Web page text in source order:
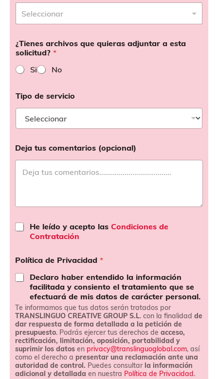
¿Tienes archivos que quieras adjuntar a esta
solicitud? *
Si
No
Tipo de servicio
Deja tus comentarios (opcional)
C
i
c
i
e
s
d
e
c
o
n
t
He leído y acepto las Condiciones de
Contratación
Política de Privacidad *
Declaro haber entendido la información
facilitada y consiento el tratamiento que se
efectuará de mis datos de carácter personal.
Te informamos que tus datos serán tratados por
TRANSLINGUO CREATIVE GROUP S.L. con la finalidad de
dar respuesta de forma detallada a la petición de
presupuesto. Podrás ejercer tus derechos de acceso,
rectificación, limitación, oposición, portabilidad y
suprimir los datos en privacy@translinguoglobal.com, así
como el derecho a presentar una reclamación ante una
autoridad de control. Puedes consultar la información
adicional y detallada en nuestra Política de Privacidad .